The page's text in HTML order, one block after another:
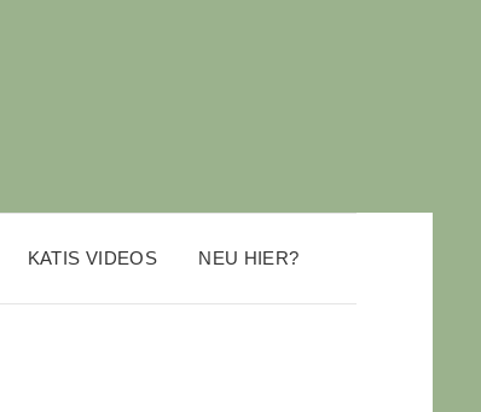
KATIS VIDEOS NEU HIER?